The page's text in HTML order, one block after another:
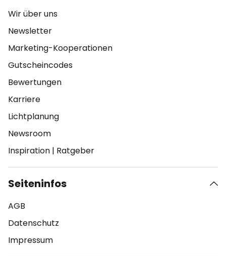
Wir über uns
Newsletter
Marketing-Kooperationen
Gutscheincodes
Bewertungen
Karriere
Lichtplanung
Newsroom
Inspiration | Ratgeber
Seiteninfos
AGB
Datenschutz
Impressum